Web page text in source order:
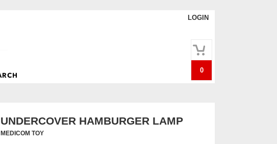
LOGIN
0
UNDERCOVER HAMBURGER LAMP
MEDICOM TOY